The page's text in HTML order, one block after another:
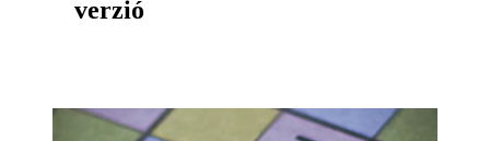
verzió